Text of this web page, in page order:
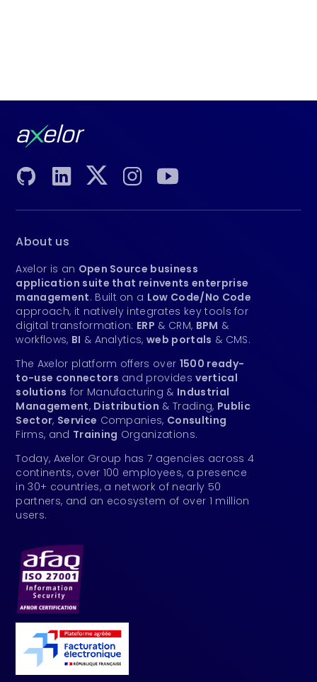
About us
Axelor is an Open Source business
application suite that reinvents enterprise
management. Built on a Low Code/No Code
approach, it natively integrates key tools for
digital transformation: ERP & CRM, BPM &
workflows, BI & Analytics,web portals & CMS.
The Axelor platform offers over 1500 ready-
to-use connectors and providesvertical
solutions for Manufacturing & Industrial
Management, Distribution & Trading, Public
Sector, Service Companies, Consulting
Firms, and Training Organizations.
Today, Axelor Group has 7 agencies across 4
continents, over 100 employees, a presence
in 30+ countries, a network of nearly 50
partners, and an ecosystem of over 1 million
users.